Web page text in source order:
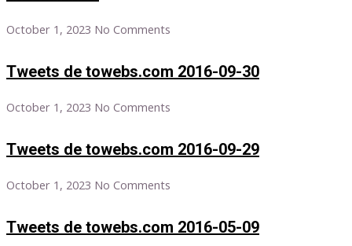
October 1, 2023 No Comments
Tweets de towebs.com 2016-09-30
October 1, 2023 No Comments
Tweets de towebs.com 2016-09-29
October 1, 2023 No Comments
Tweets de towebs.com 2016-05-09